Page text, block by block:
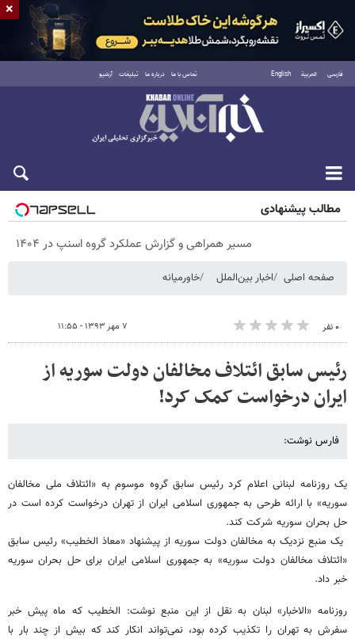
فارسی العربية English تماس با ما درباره ما تبلیغات آرشیو
جمعه ۱۶ مرداد ۱۴۰۵
مطالب پیشنهادی
مسیر همراهی و گزارش عملکرد گروه اسنپ در ۱۴۰۴
صفحه اصلی اخبار بین‌الملل خاورمیانه
۰ نفر ۷ مهر ۱۳۹۳ - ۱۱:۵۵
رئیس سابق ائتلاف مخالفان دولت سوریه از
ایران درخواست کمک کرد!
فارس نوشت:
یک روزنامه لبنانی اعلام کرد رئیس سابق گروه موسوم به «ائتلاف ملی مخالفان
سوریه» با ارائه طرحی به جمهوری اسلامی ایران از تهران درخواست کرده است در
حل بحران سوریه شرکت کند.
یک منبع نزدیک به مخالفان دولت سوریه از پیشنهاد «معاذ الخطیب» رئیس سابق
«ائتلاف مخالفان دولت سوریه» به جمهوری اسلامی ایران برای حل بحران سوریه
خبر داد.
روزنامه «الاخبار» لبنان به نقل از این منبع نوشت: الخطیب که ماه پیش خبر
سفرش به تهران را تکذیب کرده بود، نمی‌تواند انکار کند که بیش از چند بار با
×